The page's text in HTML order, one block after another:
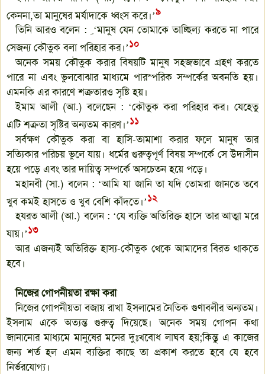
কেননা,তা মানুষের মর্যাদাকে ধ্বংস করে।’৯
তিনি আরও বলেন : ‘মানুষ যেন তোমাকে তাচ্ছিল্য করতে না পারে
সেজন্য কৌতুক বলা পরিহার কর।’১০
অনেক সময় কৌতুক করার বিষয়টি মানুষ সহজভাবে গ্রহণ করতে
পারে না এবং ভুলবোঝার মাধ্যমে পারস্পরিক সম্পর্কের অবনতি হয়।
এমনকি এর কারণে শত্রুতারও সৃষ্টি হয়।
ইমাম আলী (আ.) বলেছেন : ‘কৌতুক করা পরিহার কর। যেহেতু
এটি শত্রুতা সৃষ্টির অন্যতম কারণ।’১১
সর্বক্ষণ কৌতুক করা বা হাসি-তামাশা করার ফলে মানুষ তার
সত্যিকার পরিচয় ভুলে যায়। ধর্মের গুরুত্বপূর্ণ বিষয় সম্পর্কে সে উদাসীন
হয়ে পড়ে এবং তার দায়িত্ব সম্পর্কে অসচেতন হয়ে পড়ে।
মহানবী (সা.) বলেন : ‘আমি যা জানি তা যদি তোমরা জানতে তবে
খুব কমই হাসতে ও খুব বেশি কাঁদতে।’১২
হযরত আলী (আ.) বলেন : ‘যে ব্যক্তি অতিরিক্ত হাসে তার আত্মা মরে
যায়।’১৩
আর এজন্যই অতিরিক্ত হাস্য-কৌতুক থেকে আমাদের বিরত থাকতে
হবে।
নিজের গোপনীয়তা রক্ষা করা
নিজের গোপনীয়তা বজায় রাখা ইসলামের নৈতিক গুণাবলীর অন্যতম।
ইসলাম একে অত্যন্ত গুরুত্ব দিয়েছে। অনেক সময় গোপন কথা
জানানোর মাধ্যমে মানুষের মনের দুঃখবোধ লাঘব হয়;কিন্তু এ কাজের
জন্য শর্ত হল এমন ব্যক্তির কাছে তা প্রকাশ করতে হবে যে হবে
নির্ভরযোগ্য।